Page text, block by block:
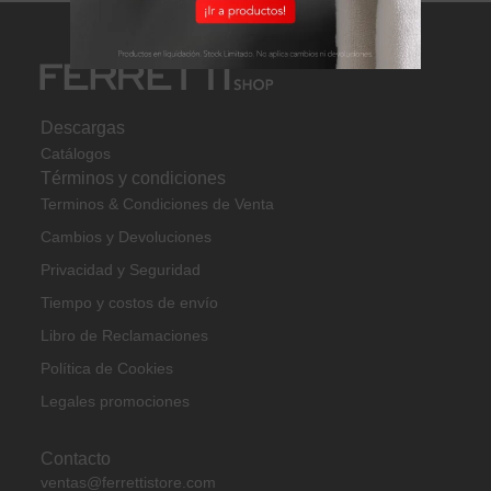
Descargas
Catálogos
Términos y condiciones
Terminos & Condiciones de Venta
Cambios y Devoluciones
Privacidad y Seguridad
Tiempo y costos de envío
Libro de Reclamaciones
Política de Cookies
Legales promociones
Contacto
ventas@ferrettistore.com